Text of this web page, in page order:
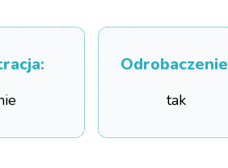
: Odrobaczenie
tak